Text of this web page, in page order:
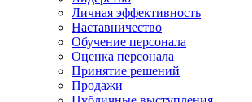
Личная эффективность
Наставничество
Обучение персонала
Оценка персонала
Принятие решений
Продажи